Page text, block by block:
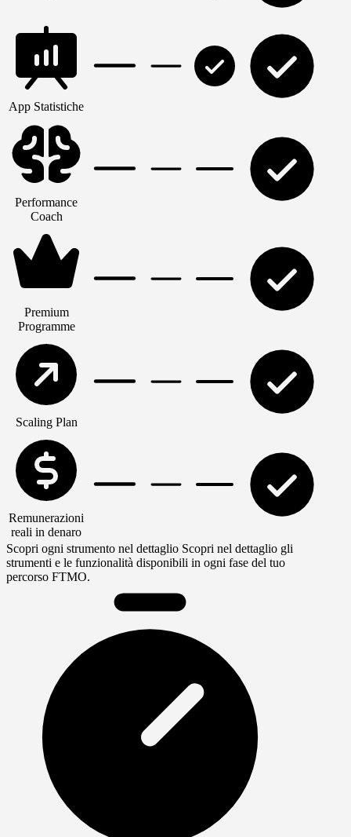
App Statistiche
Performance
Coach
Premium
Programme
Scaling Plan
Remunerazioni
reali in denaro
Scopri ogni strumento nel dettaglio Scopri nel dettaglio gli
strumenti e le funzionalità disponibili in ogni fase del tuo
percorso FTMO.